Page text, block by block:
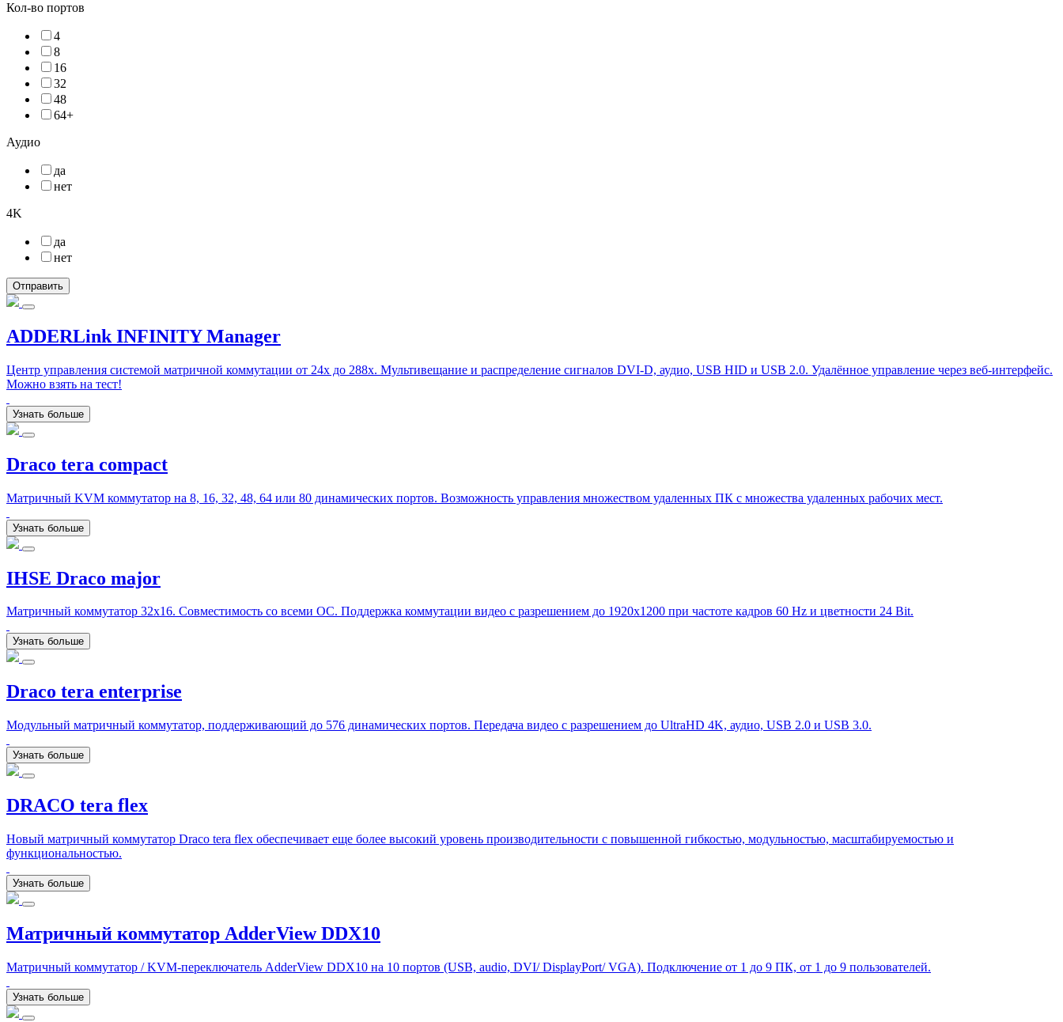
Кол-во портов
4
8
16
32
48
64+
Аудио
да
нет
4K
да
нет
ADDERLink INFINITY Manager
Центр управления системой матричной коммутации от 24x до 288x. Мультивещание и распределение сигналов DVI-D, аудио, USB HID и USB 2.0. Удалённое управление через веб-интерфейс.
Можно взять на тест!
Узнать больше
Draco tera compact
Матричный KVM коммутатор на 8, 16, 32, 48, 64 или 80 динамических портов. Возможность управления множеством удаленных ПК с множества удаленных рабочих мест.
Узнать больше
IHSE Draco major
Матричный коммутатор 32x16. Совместимость со всеми ОС. Поддержка коммутации видео с разрешением до 1920x1200 при частоте кадров 60 Hz и цветности 24 Bit.
Узнать больше
Draco tera enterprise
Модульный матричный коммутатор, поддерживающий до 576 динамических портов. Передача видео с разрешением до UltraHD 4K, аудио, USB 2.0 и USB 3.0.
Узнать больше
DRACO tera flex
Новый матричный коммутатор Draco tera flex обеспечивает еще более высокий уровень производительности с повышенной гибкостью, модульностью, масштабируемостью и
функциональностью.
Узнать больше
Матричный коммутатор AdderView DDX10
Матричный коммутатор / KVM-переключатель AdderView DDX10 на 10 портов (USB, audio, DVI/ DisplayPort/ VGA). Подключение от 1 до 9 ПК, от 1 до 9 пользователей.
Узнать больше